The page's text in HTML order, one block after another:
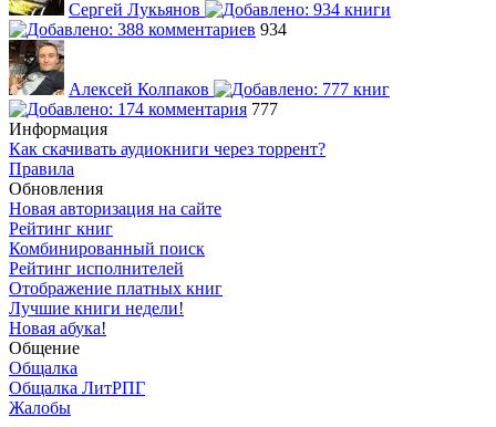
Сергей Лукьянов
934
Алексей Колпаков
777
Информация
Как скачивать аудиокниги через торрент?
Правила
Обновления
Новая авторизация на сайте
Рейтинг книг
Комбинированный поиск
Рейтинг исполнителей
Отображение платных книг
Лучшие книги недели!
Новая абука!
Общение
Общалка
Общалка ЛитРПГ
Жалобы